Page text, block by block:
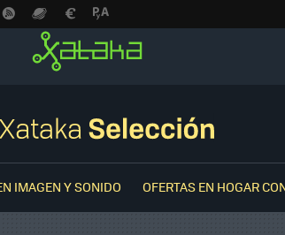
IMAGEN Y SONIDO OFERTAS EN HOGAR